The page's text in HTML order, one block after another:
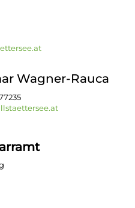
Wagner-Rauca